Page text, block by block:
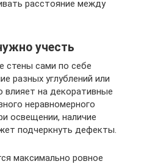
расстояние между
учесть
стены сами по себе
разных углублений или
влияет на декоративные
неравномерного
освещении, наличие
подчеркнуть дефекты.
максимально ровное